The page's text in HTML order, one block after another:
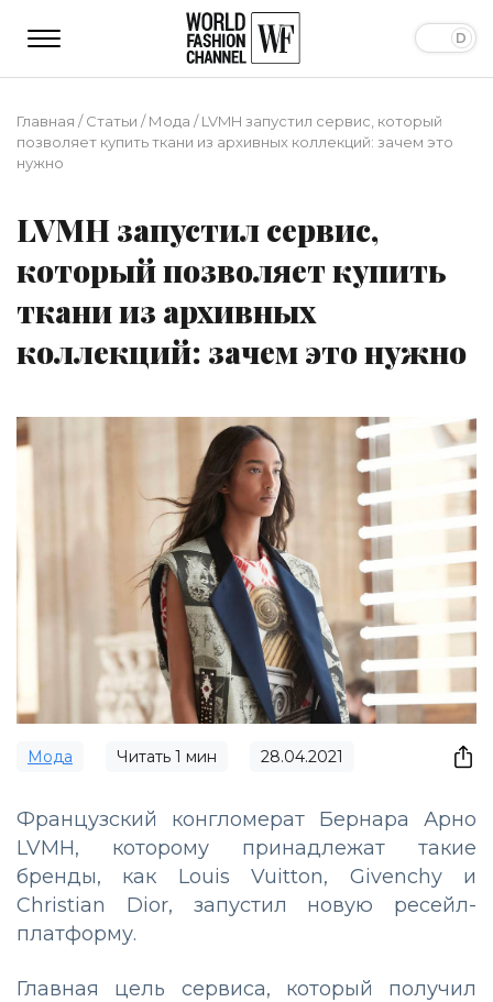
Главная /Статьи /Мода /LVMH запустил сервис, который
позволяет купить ткани из архивных коллекций: зачем это
нужно
LVMH запустил сервис,
который позволяет купить
ткани из архивных
коллекций: зачем это нужно
Мода Читать 1 мин 28.04.2021
Французский конгломерат Бернара Арно
LVMH, которому принадлежат такие
бренды, как Louis Vuitton, Givenchy и
Christian Dior, запустил новую ресейл-
платформу.
Главная цель сервиса, который получил